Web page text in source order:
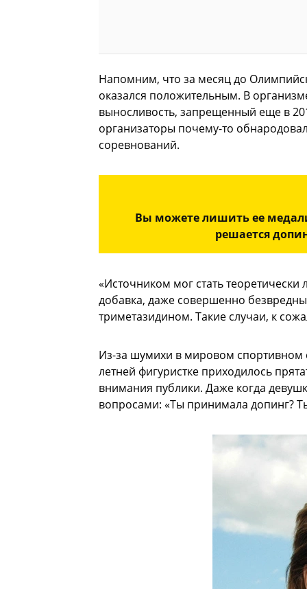
Напомним, что за месяц до
оказался положительным. В
выносливость, запрещенный еще в
организаторы почему-то
соревнований.
Вы можете лишить ее
решается
«Источником мог стать
добавка, даже совершенно
триметазидином. Такие случаи, к
Из-за шумихи в мировом спортивном
летней фигуристке приходилось
внимания публики. Даже когда
вопросами: «Ты принимала допинг?